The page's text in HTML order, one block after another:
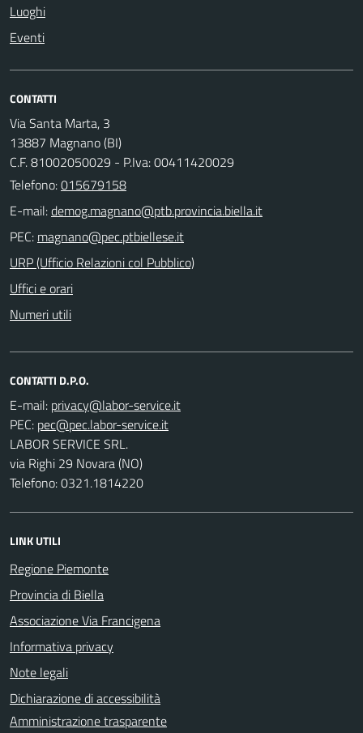
Luoghi
Eventi
CONTATTI
Via Santa Marta, 3
13887 Magnano (BI)
C.F. 81002050029 - P.Iva: 00411420029
Telefono:015679158
E-mail:
PEC:
URP (Ufficio Relazioni col Pubblico)
Uffici e orari
Numeri utili
CONTATTI D.P.O.
E-mail:
PEC:
LABOR SERVICE SRL.
via Righi 29 Novara (NO)
Telefono: 0321.1814220
LINK UTILI
Regione Piemonte
Provincia di Biella
Associazione Via Francigena
Informativa privacy
Note legali
Dichiarazione di accessibilità
Amministrazione trasparente